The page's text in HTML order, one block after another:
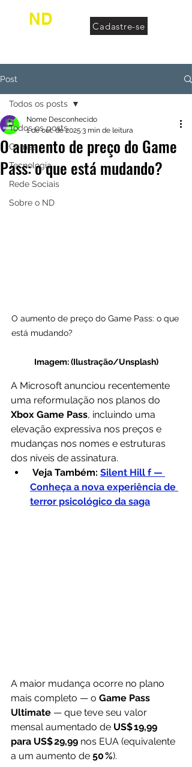
ND Cadastre-se
Post
Todos os posts
Games
Tecnologia
Rede Sociais
Sobre o ND
Todos os posts
O aumento de preço do Game
Pass: o que está mudando?
Nome Desconhecido
1 de out. de 2025 3 min de leitura
O aumento de preço do Game Pass: o que
está mudando?
Imagem: (Ilustração/Unsplash)
A Microsoft anunciou recentemente
uma reformulação nos planos do
Xbox Game Pass, incluindo uma
elevação expressiva nos preços e
mudanças nos nomes e estruturas
dos níveis de assinatura.
Veja Também: Silent Hill f —
Conheça a nova experiência de
terror psicológico da saga
A maior mudança ocorre no plano
mais completo — o Game Pass
Ultimate — que teve seu valor
mensal aumentado de US$ 19,99
para US$ 29,99 nos EUA (equivalente
a um aumento de 50 %).